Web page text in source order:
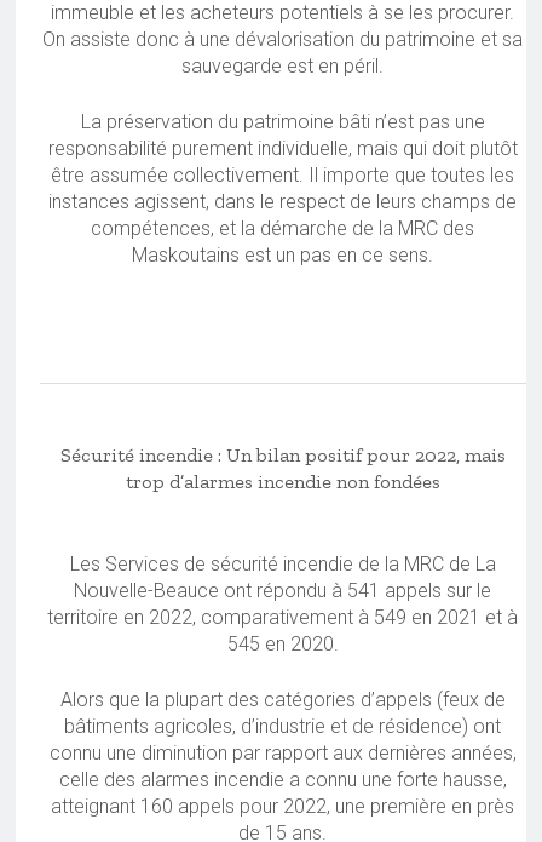
immeuble et les acheteurs potentiels à se les procurer.
On assiste donc à une dévalorisation du patrimoine et sa
sauvegarde est en péril.
La préservation du patrimoine bâti n’est pas une
responsabilité purement individuelle, mais qui doit plutôt
être assumée collectivement. Il importe que toutes les
instances agissent, dans le respect de leurs champs de
compétences, et la démarche de la MRC des
Maskoutains est un pas en ce sens.
Sécurité incendie : Un bilan positif pour 2022, mais
trop d’alarmes incendie non fondées
Les Services de sécurité incendie de la MRC de La
Nouvelle-Beauce ont répondu à 541 appels sur le
territoire en 2022, comparativement à 549 en 2021 et à
545 en 2020.
Alors que la plupart des catégories d’appels (feux de
bâtiments agricoles, d’industrie et de résidence) ont
connu une diminution par rapport aux dernières années,
celle des alarmes incendie a connu une forte hausse,
atteignant 160 appels pour 2022, une première en près
de 15 ans.